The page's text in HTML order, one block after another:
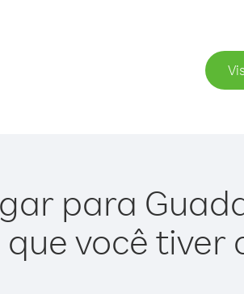
para
que você tiver